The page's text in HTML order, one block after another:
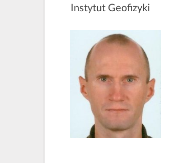
Instytut Geofizyki